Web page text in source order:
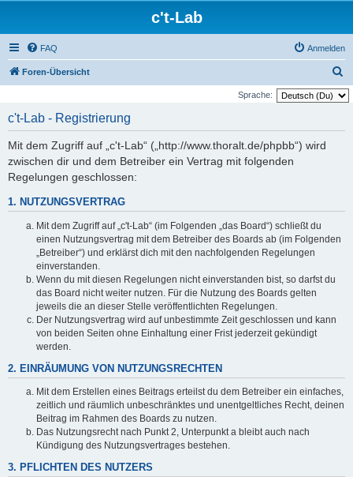
c't-Lab
FAQ Anmelden
Foren-Übersicht
u
Sprache:
c't-Lab - Registrierung
Mit dem Zugriff auf „c't-Lab“ („http://www.thoralt.de/phpbb“) wird
zwischen dir und dem Betreiber ein Vertrag mit folgenden
Regelungen geschlossen:
1. NUTZUNGSVERTRAG
Mit dem Zugriff auf „c't-Lab“ (im Folgenden „das Board“) schließt du
einen Nutzungsvertrag mit dem Betreiber des Boards ab (im Folgenden
„Betreiber“) und erklärst dich mit den nachfolgenden Regelungen
einverstanden.
Wenn du mit diesen Regelungen nicht einverstanden bist, so darfst du
das Board nicht weiter nutzen. Für die Nutzung des Boards gelten
jeweils die an dieser Stelle veröffentlichten Regelungen.
Der Nutzungsvertrag wird auf unbestimmte Zeit geschlossen und kann
von beiden Seiten ohne Einhaltung einer Frist jederzeit gekündigt
werden.
2. EINRÄUMUNG VON NUTZUNGSRECHTEN
Mit dem Erstellen eines Beitrags erteilst du dem Betreiber ein einfaches,
zeitlich und räumlich unbeschränktes und unentgeltliches Recht, deinen
Beitrag im Rahmen des Boards zu nutzen.
Das Nutzungsrecht nach Punkt 2, Unterpunkt a bleibt auch nach
Kündigung des Nutzungsvertrages bestehen.
3. PFLICHTEN DES NUTZERS